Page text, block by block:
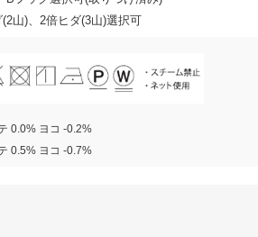
山)、2倍ヒダ(3山)選択可
0.0% ヨコ -0.2%
0.5% ヨコ -0.7%